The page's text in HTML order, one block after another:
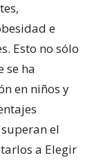
e
Esto no sólo
se ha
en niños y
el
a Elegir